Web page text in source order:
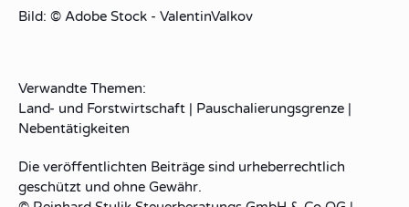
Bild: © Adobe Stock - ValentinValkov
Verwandte Themen:
Land- und Forstwirtschaft | Pauschalierungsgrenze |
Nebentätigkeiten
Die veröffentlichten Beiträge sind urheberrechtlich
geschützt und ohne Gewähr.